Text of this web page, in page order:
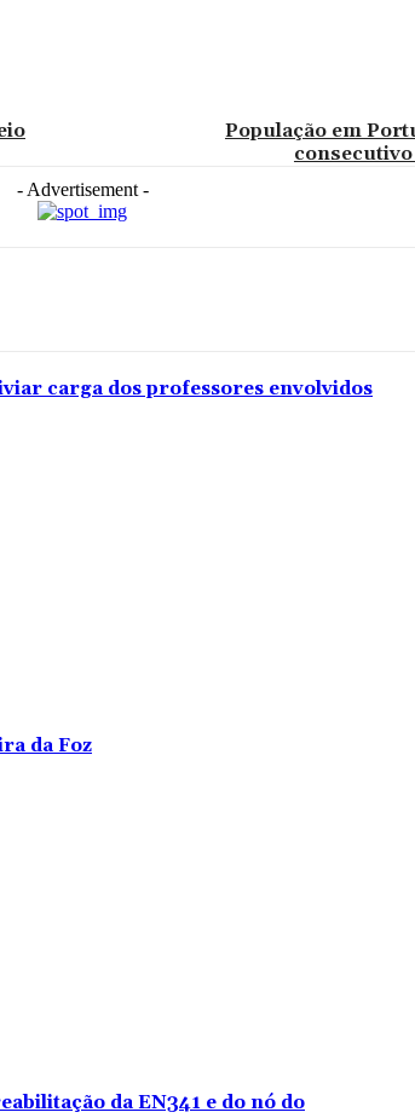
População em
- Advertisement -
carga dos professores envolvidos
da Foz
da EN341 e do nó do